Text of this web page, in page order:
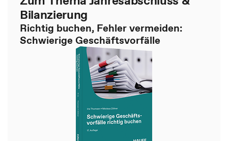
Bilanzierung
Richtig buchen, Fehler vermeiden:
Schwierige Geschäftsvorfälle